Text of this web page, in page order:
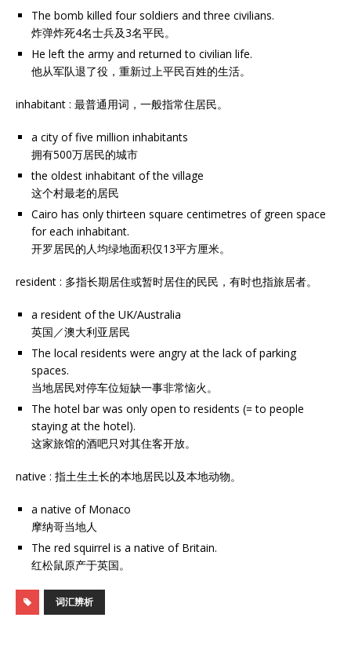
The bomb killed four soldiers and three civilians.
炸弹炸死4名士兵及3名平民。
He left the army and returned to civilian life.
他从军队退了役，重新过上平民百姓的生活。
inhabitant : 最普通用词，一般指常住居民。
a city of five million inhabitants
拥有500万居民的城市
the oldest inhabitant of the village
这个村最老的居民
Cairo has only thirteen square centimetres of green space
for each inhabitant.
开罗居民的人均绿地面积仅13平方厘米。
resident : 多指长期居住或暂时居住的民民，有时也指旅居者。
a resident of the UK/Australia
英国／澳大利亚居民
The local residents were angry at the lack of parking
spaces.
当地居民对停车位短缺一事非常恼火。
The hotel bar was only open to residents (= to people
staying at the hotel).
这家旅馆的酒吧只对其住客开放。
native : 指土生土长的本地居民以及本地动物。
a native of Monaco
摩纳哥当地人
The red squirrel is a native of Britain.
红松鼠原产于英国。
词汇辨析